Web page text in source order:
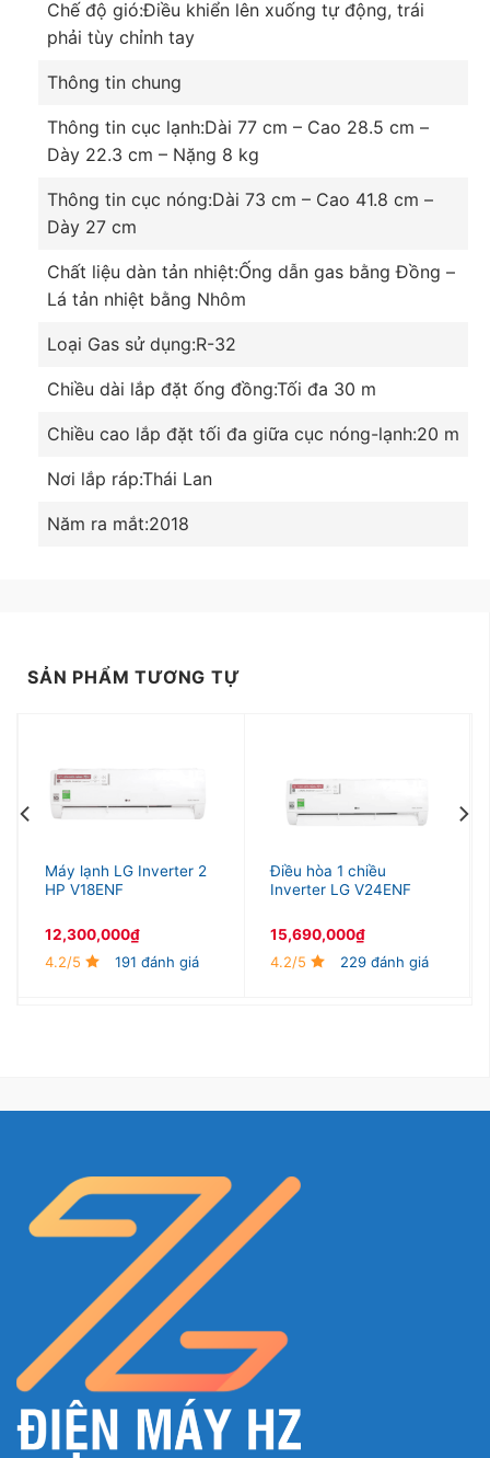
Chế độ gió:Điều khiển lên xuống tự động, trái
phải tùy chỉnh tay
Thông tin chung
Thông tin cục lạnh:Dài 77 cm – Cao 28.5 cm –
Dày 22.3 cm – Nặng 8 kg
Thông tin cục nóng:Dài 73 cm – Cao 41.8 cm –
Dày 27 cm
Chất liệu dàn tản nhiệt:Ống dẫn gas bằng Đồng –
Lá tản nhiệt bằng Nhôm
Loại Gas sử dụng:R-32
Chiều dài lắp đặt ống đồng:Tối đa 30 m
Chiều cao lắp đặt tối đa giữa cục nóng-lạnh:20 m
Nơi lắp ráp:Thái Lan
Năm ra mắt:2018
SẢN PHẨM TƯƠNG TỰ
Máy lạnh LG Inverter 2
HP V18ENF
12,300,000₫
4.2/5
191 đánh giá
Điều hòa 1 chiều
Inverter LG V24ENF
15,690,000₫
4.2/5
229 đánh giá